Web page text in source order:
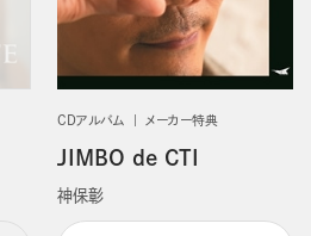
CDアルバム メーカー特典
JIMBO de CTI
神保彰